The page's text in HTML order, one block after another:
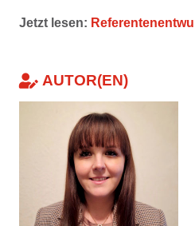
Jetzt lesen:
AUTOR(EN)